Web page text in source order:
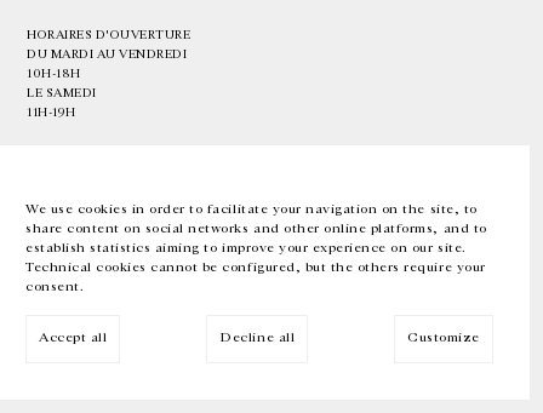
We use cookies in order to facilitate your navigation on the site, to
share content on social networks and other online platforms, and to
establish statistics aiming to improve your experience on our site.
Technical cookies cannot be configured, but the others require your
consent.
Accept all Decline all Customize
HORAIRES D'OUVERTURE
DU MARDI AU VENDREDI
10H-18H
LE SAMEDI
11H-19H
EN FR 中文 Facebook Instagram
Inscrivez-vous à notre newsletter